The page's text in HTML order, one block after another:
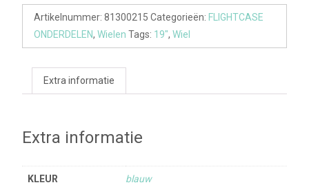
aantal
Artikelnummer: 81300215 Categorieën: FLIGHTCASE
ONDERDELEN, Wielen Tags: 19", Wiel
Extra informatie
Extra informatie
KLEUR blauw